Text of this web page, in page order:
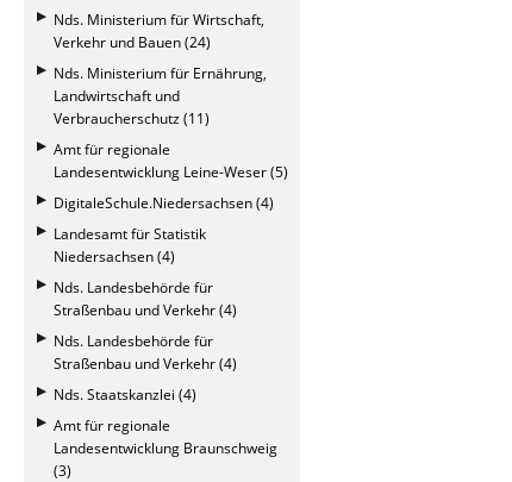
Nds. Ministerium für Wirtschaft,
Verkehr und Bauen (24)
Nds. Ministerium für Ernährung,
Landwirtschaft und
Verbraucherschutz (11)
Amt für regionale
Landesentwicklung Leine-Weser (5)
DigitaleSchule.Niedersachsen (4)
Landesamt für Statistik
Niedersachsen (4)
Nds. Landesbehörde für
Straßenbau und Verkehr (4)
Nds. Landesbehörde für
Straßenbau und Verkehr (4)
Nds. Staatskanzlei (4)
Amt für regionale
Landesentwicklung Braunschweig
(3)